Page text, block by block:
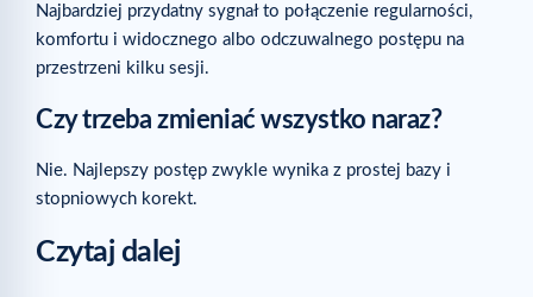
Najbardziej przydatny sygnał to połączenie regularności,
komfortu i widocznego albo odczuwalnego postępu na
przestrzeni kilku sesji.
Czy trzeba zmieniać wszystko naraz?
Nie. Najlepszy postęp zwykle wynika z prostej bazy i
stopniowych korekt.
Czytaj dalej